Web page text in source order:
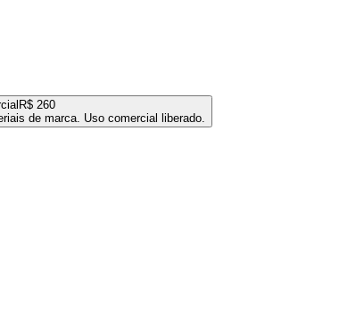
R$ 260
de marca. Uso comercial liberado.